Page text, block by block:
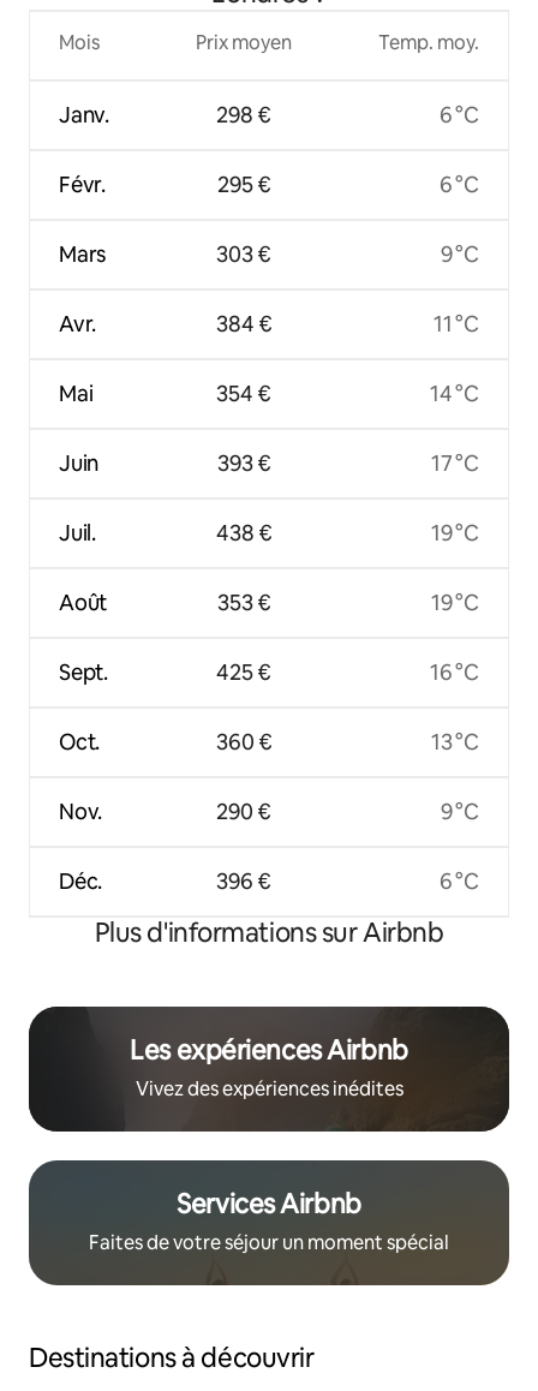
Mois
Janv.
Févr.
Mars
Avr.
Mai
Juin
Juil.
Août
Sept.
Oct.
Nov.
Déc.
Prix moyen
298 €
295 €
303 €
384 €
354 €
393 €
438 €
353 €
425 €
360 €
290 €
396 €
Temp. moy.
6 °C
6 °C
9 °C
11 °C
14 °C
17 °C
19 °C
19 °C
16 °C
13 °C
9 °C
6 °C
Plus d'informations sur Airbnb
Les expériences Airbnb
Vivez des expériences inédites
Services Airbnb
Faites de votre séjour un moment spécial
Destinations à découvrir